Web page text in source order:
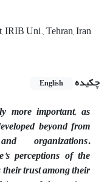
IRIB Uni., Tehran, Iran
چکیده
English
more important, as
beyond from
organizations.
perceptions of the
trust among their